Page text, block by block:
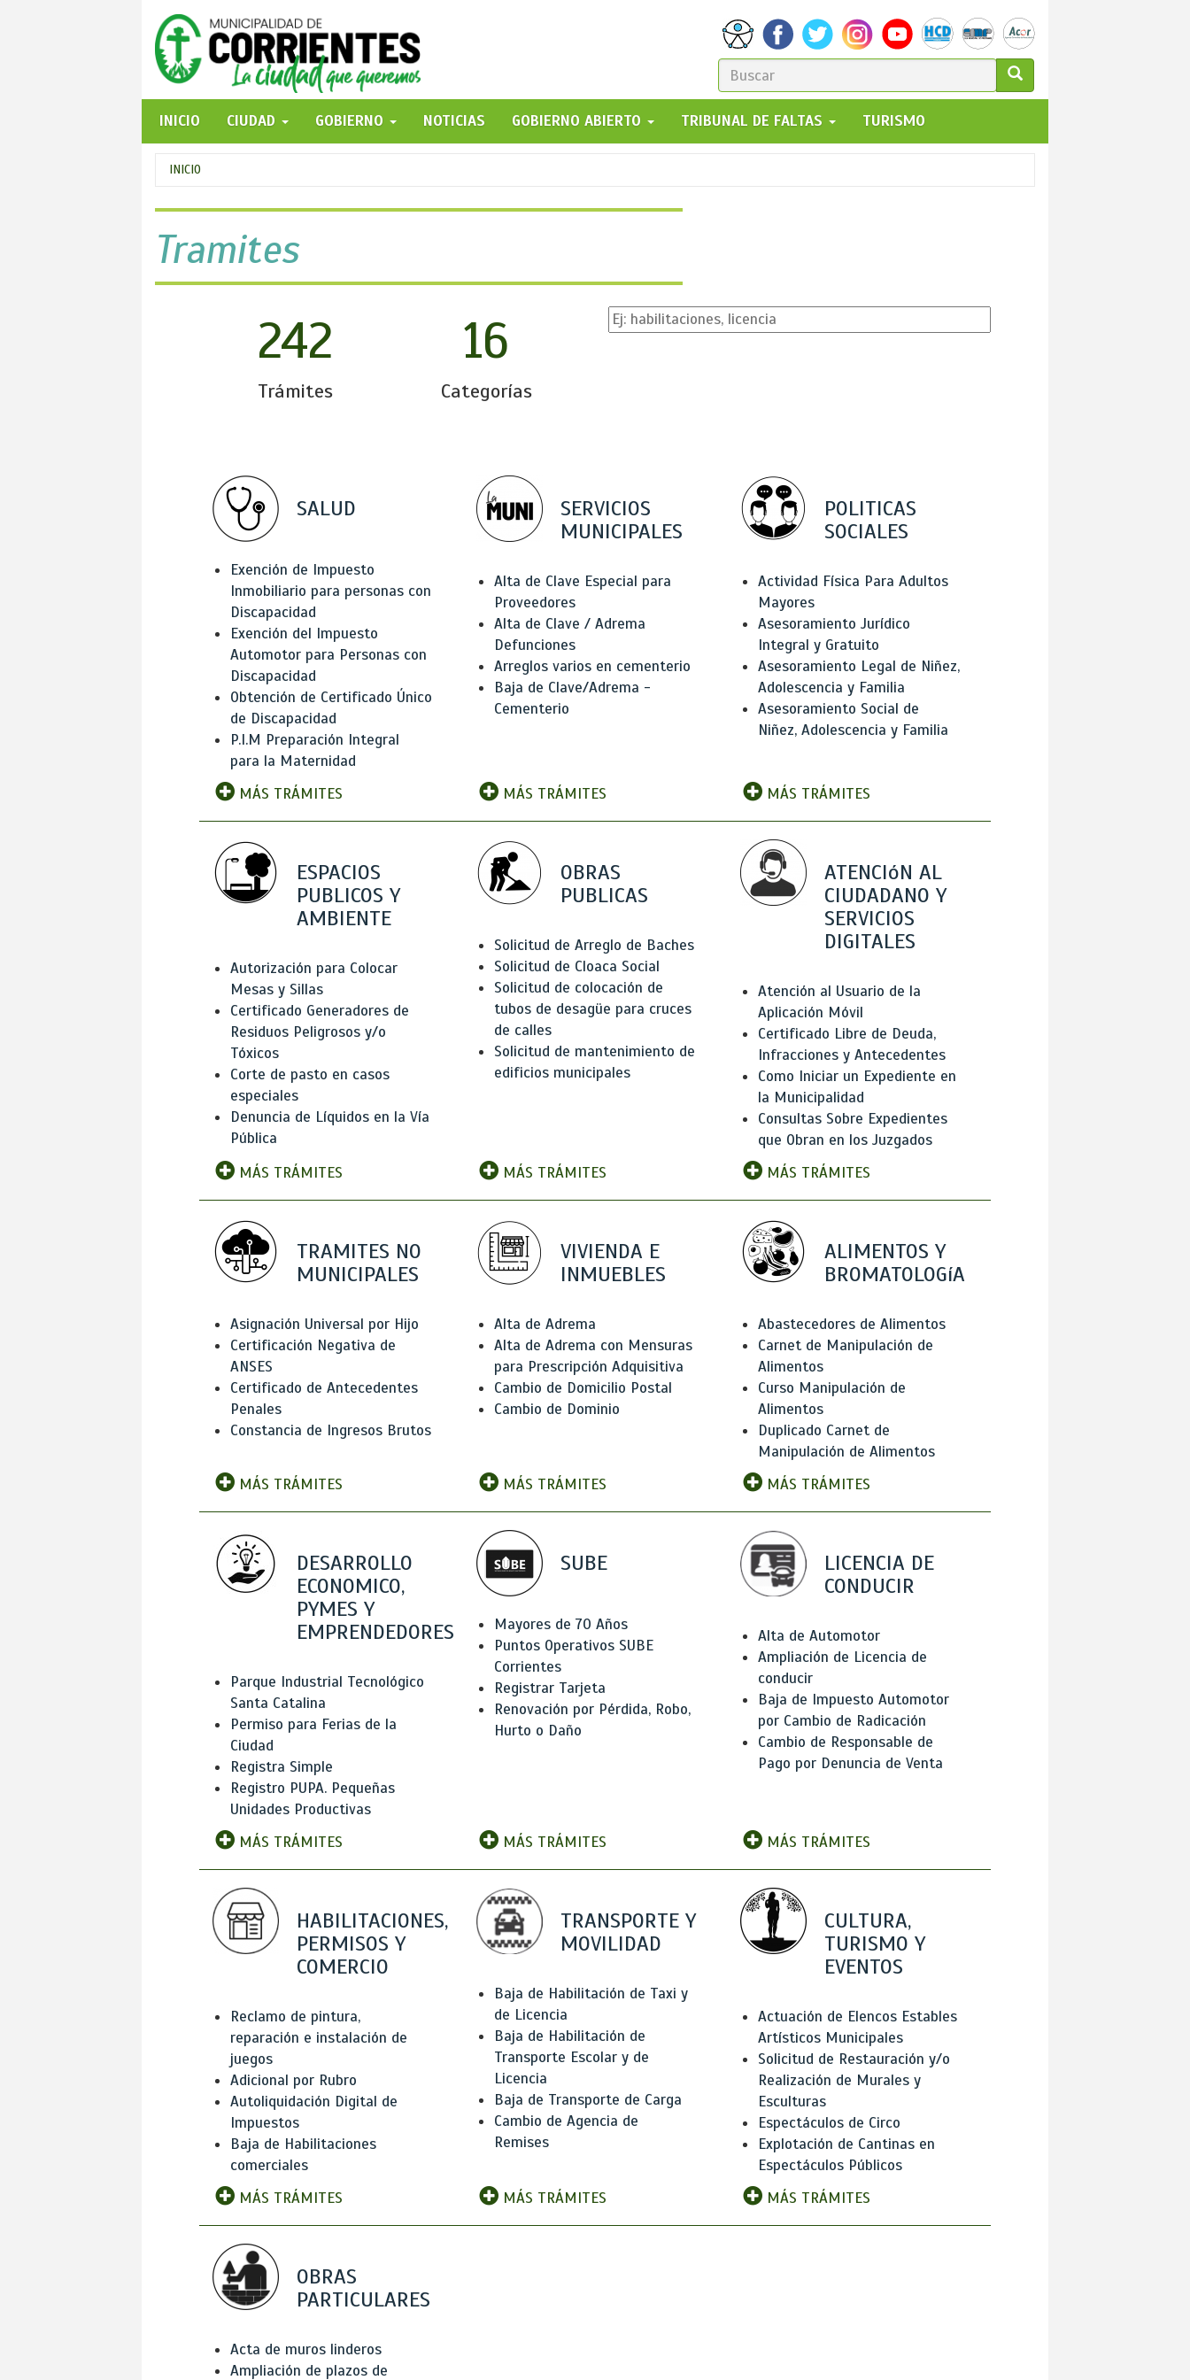
FORMULARIO
DE
BÚSQUEDA
GO!
INICIO
CIUDAD GOBIERNO NOTICIAS GOBIERNO ABIERTO TRIBUNAL DE FALTAS TURISMO
Se
encuentra
usted
aquí
INICIO
Tramites
242
Trámites
16
Categorías
SALUD
Exención de Impuesto
Inmobiliario para personas con
Discapacidad
Exención del Impuesto
Automotor para Personas con
Discapacidad
Obtención de Certificado Único
de Discapacidad
P.I.M Preparación Integral
para la Maternidad
MÁS TRÁMITES
SERVICIOS
MUNICIPALES
Alta de Clave Especial para
Proveedores
Alta de Clave / Adrema
Defunciones
Arreglos varios en cementerio
Baja de Clave/Adrema -
Cementerio
MÁS TRÁMITES
POLITICAS
SOCIALES
Actividad Física Para Adultos
Mayores
Asesoramiento Jurídico
Integral y Gratuito
Asesoramiento Legal de Niñez,
Adolescencia y Familia
Asesoramiento Social de
Niñez, Adolescencia y Familia
MÁS TRÁMITES
ESPACIOS
PUBLICOS Y
AMBIENTE
Autorización para Colocar
Mesas y Sillas
Certificado Generadores de
Residuos Peligrosos y/o
Tóxicos
Corte de pasto en casos
especiales
Denuncia de Líquidos en la Vía
Pública
MÁS TRÁMITES
OBRAS
PUBLICAS
Solicitud de Arreglo de Baches
Solicitud de Cloaca Social
Solicitud de colocación de
tubos de desagüe para cruces
de calles
Solicitud de mantenimiento de
edificios municipales
MÁS TRÁMITES
ATENCIóN AL
CIUDADANO Y
SERVICIOS
DIGITALES
Atención al Usuario de la
Aplicación Móvil
Certificado Libre de Deuda,
Infracciones y Antecedentes
Como Iniciar un Expediente en
la Municipalidad
Consultas Sobre Expedientes
que Obran en los Juzgados
MÁS TRÁMITES
TRAMITES NO
MUNICIPALES
Asignación Universal por Hijo
Certificación Negativa de
ANSES
Certificado de Antecedentes
Penales
Constancia de Ingresos Brutos
MÁS TRÁMITES
VIVIENDA E
INMUEBLES
Alta de Adrema
Alta de Adrema con Mensuras
para Prescripción Adquisitiva
Cambio de Domicilio Postal
Cambio de Dominio
MÁS TRÁMITES
ALIMENTOS Y
BROMATOLOGíA
Abastecedores de Alimentos
Carnet de Manipulación de
Alimentos
Curso Manipulación de
Alimentos
Duplicado Carnet de
Manipulación de Alimentos
MÁS TRÁMITES
DESARROLLO
ECONOMICO,
PYMES Y
EMPRENDEDORES
Parque Industrial Tecnológico
Santa Catalina
Permiso para Ferias de la
Ciudad
Registra Simple
Registro PUPA. Pequeñas
Unidades Productivas
MÁS TRÁMITES
SUBE
Mayores de 70 Años
Puntos Operativos SUBE
Corrientes
Registrar Tarjeta
Renovación por Pérdida, Robo,
Hurto o Daño
MÁS TRÁMITES
LICENCIA DE
CONDUCIR
Alta de Automotor
Ampliación de Licencia de
conducir
Baja de Impuesto Automotor
por Cambio de Radicación
Cambio de Responsable de
Pago por Denuncia de Venta
MÁS TRÁMITES
HABILITACIONES,
PERMISOS Y
COMERCIO
Reclamo de pintura,
reparación e instalación de
juegos
Adicional por Rubro
Autoliquidación Digital de
Impuestos
Baja de Habilitaciones
comerciales
MÁS TRÁMITES
TRANSPORTE Y
MOVILIDAD
Baja de Habilitación de Taxi y
de Licencia
Baja de Habilitación de
Transporte Escolar y de
Licencia
Baja de Transporte de Carga
Cambio de Agencia de
Remises
MÁS TRÁMITES
CULTURA,
TURISMO Y
EVENTOS
Actuación de Elencos Estables
Artísticos Municipales
Solicitud de Restauración y/o
Realización de Murales y
Esculturas
Espectáculos de Circo
Explotación de Cantinas en
Espectáculos Públicos
MÁS TRÁMITES
OBRAS
PARTICULARES
Acta de muros linderos
Ampliación de plazos de